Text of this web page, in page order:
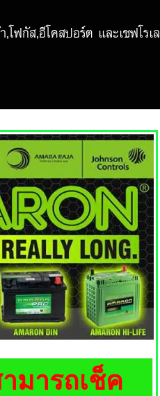
ฟกัส,อีโคสปอร์ต และเชฟโร
มารถเช็ค